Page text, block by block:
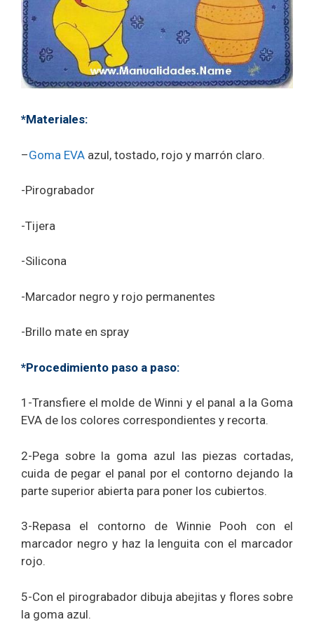
*Materiales:
–Goma EVA azul, tostado, rojo y marrón claro.
-Pirograbador
-Tijera
-Silicona
-Marcador negro y rojo permanentes
-Brillo mate en spray
*Procedimiento paso a paso:
1-Transfiere el molde de Winni y el panal a la Goma
EVA de los colores correspondientes y recorta.
2-Pega sobre la goma azul las piezas cortadas,
cuida de pegar el panal por el contorno dejando la
parte superior abierta para poner los cubiertos.
3-Repasa el contorno de Winnie Pooh con el
marcador negro y haz la lenguita con el marcador
rojo.
5-Con el pirograbador dibuja abejitas y flores sobre
la goma azul.